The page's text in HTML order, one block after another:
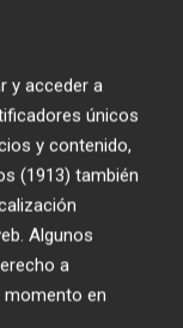
L'Eliana
puente y
Mandor
y acceder a
únicos
y contenido,
(1913) también
Algunos
a
momento en